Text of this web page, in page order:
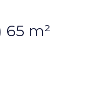
Maison 4 pièce(s) 3 chambre(s) 65 m²